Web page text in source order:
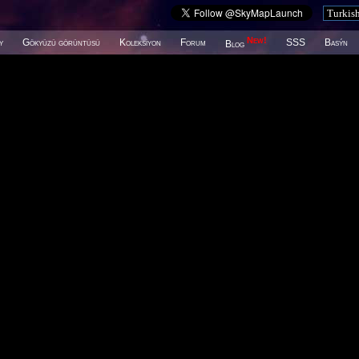
Gökyüzü görüntüsü Koleksiyon Forum Blog New! SSS Basýn